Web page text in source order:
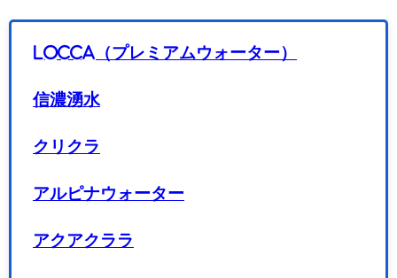
Locca（プレミアムウォーター）
信濃湧水
クリクラ
アルピナウォーター
アクアクララ